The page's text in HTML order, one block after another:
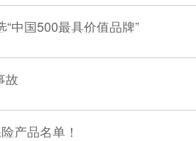
中国500最具价值品牌”
故
产品名单！